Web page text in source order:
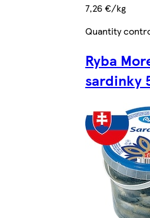
7,26 €/kg
Quantity
Ryba
sardinky